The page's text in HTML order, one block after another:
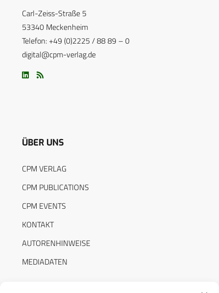
Carl-Zeiss-Straße 5
53340 Meckenheim
Telefon: +49 (0)2225 / 88 89 – 0
digital@cpm-verlag.de
ÜBER UNS
CPM VERLAG
CPM PUBLICATIONS
CPM EVENTS
KONTAKT
AUTORENHINWEISE
MEDIADATEN